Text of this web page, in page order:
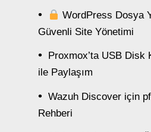
WordPress Dosya
Güvenli Site Yönetimi
Proxmox’ta USB Disk
ile Paylaşım
Wazuh Discover için
Rehberi